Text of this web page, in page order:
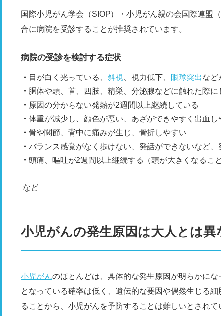
国際小児がん学会（SIOP）・小児がん親の会国際連盟
合に病院を受診することが推奨されています。
病院の受診を検討する症状
目が白く光っている、 斜視 、視力低下、 眼球突出など
胴体や頭、首、四肢、精巣、分泌腺などに触れた際に
原因の分からない発熱が2週間以上継続している
体重が減少し、顔色が悪い、あざができやすく出血し
骨や関節、背中に痛みが生じ、骨折しやすい
バランス感覚がなく歩けない、発話ができないなど
頭痛、嘔吐が2週間以上継続する（頭が大きくなるこ
など
小児がんの発生原因は大人とは異
小児がんのほとんどは、具体的な発生原因が明らかに
となっている確率は低く、遺伝的な要因や偶然生じる
ることから、小児がんを予防することは難しいとされ